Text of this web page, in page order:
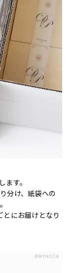
す。
分け、紙袋への
にお届けとなり